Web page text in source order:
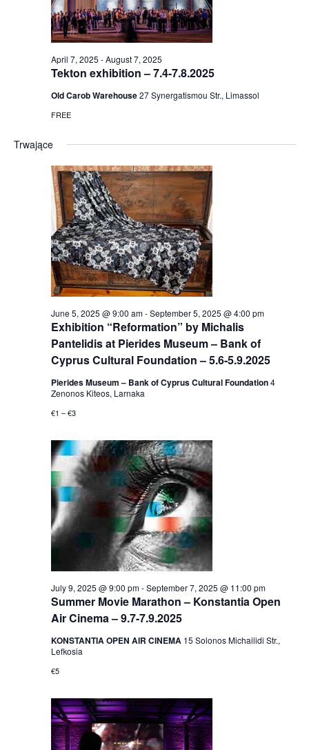
Tekton exhibition – 7.4-7.8.2025
April 7, 2025 -August 7, 2025
Old Carob Warehouse27 Synergatismou Str., Limassol
FREE
Trwające
Exhibition “Reformation” by Michalis
Pantelidis at Pierides Museum – Bank of
Cyprus Cultural Foundation – 5.6-5.9.2025
June 5, 2025 @ 9:00 am-September 5, 2025 @ 4:00 pm
Pierides Museum – Bank of Cyprus Cultural Foundation4
Zenonos Kiteos, Larnaka
€1 – €3
Summer Movie Marathon – Konstantia Open
Air Cinema – 9.7-7.9.2025
July 9, 2025 @ 9:00 pm-September 7, 2025 @ 11:00 pm
KONSTANTIA OPEN AIR CINEMA 15 Solonos Michailidi Str.,
Lefkosia
€5